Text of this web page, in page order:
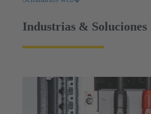
Industrias & Soluciones